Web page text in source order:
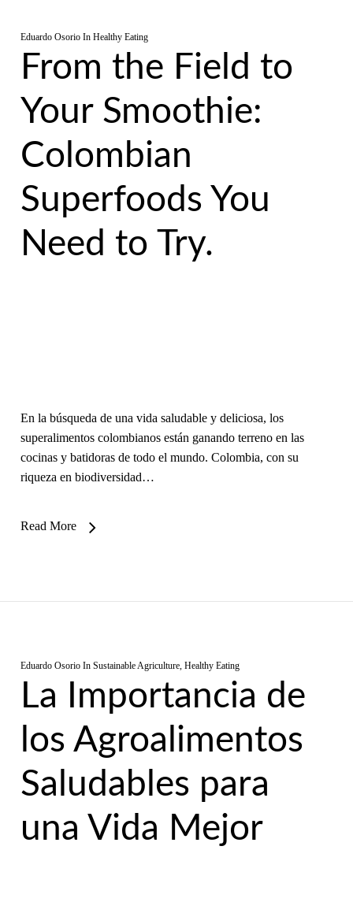
Eduardo Osorio In Healthy Eating
From the Field to
Your Smoothie:
Colombian
Superfoods You
Need to Try.
En la búsqueda de una vida saludable y deliciosa, los
superalimentos colombianos están ganando terreno en las
cocinas y batidoras de todo el mundo. Colombia, con su
riqueza en biodiversidad…
Read More
Eduardo Osorio In Sustainable Agriculture, Healthy Eating
La Importancia de
los Agroalimentos
Saludables para
una Vida Mejor